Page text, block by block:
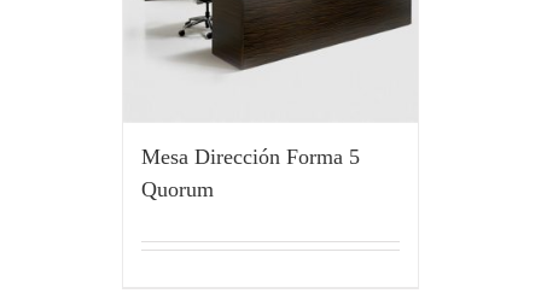
Mesa Dirección Forma 5
Quorum